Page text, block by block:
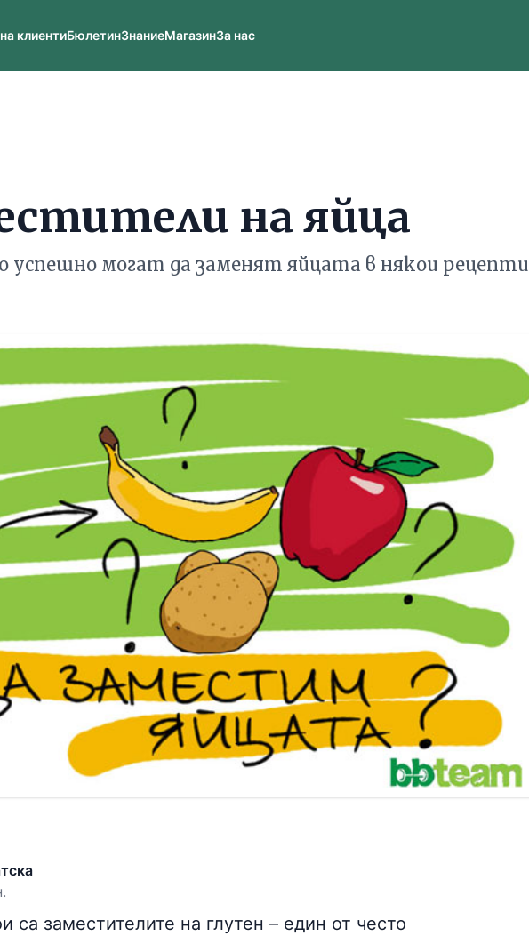
клиентиБюлетинЗнаниеМагазинЗа нас
на яйца
успешно могат да заменят яйцата в някои рецепти
са заместителите на глутен – един от често